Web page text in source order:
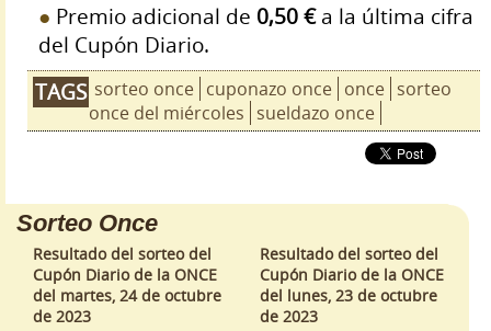
Premio adicional de 0,50 €a la última cifra
del Cupón Diario.
TAGS sorteo once cuponazo once once sorteo
once del miércoles sueldazo once
Sorteo Once
Resultado del sorteo del
Cupón Diario de la ONCE
del martes, 24 de octubre
de 2023
Resultado del sorteo del
Cupón Diario de la ONCE
del lunes, 23 de octubre
de 2023